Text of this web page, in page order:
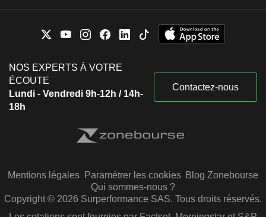
NOS EXPERTS À VOTRE
ÉCOUTE
Lundi - Vendredi 9h-12h / 14h-
18h
Contactez-nous
Mentions légales Paramétrer les cookies Blog Zonebourse
Qui sommes-nous ?
Copyright © 2026 Surperformance SAS. Tous droits réservés.